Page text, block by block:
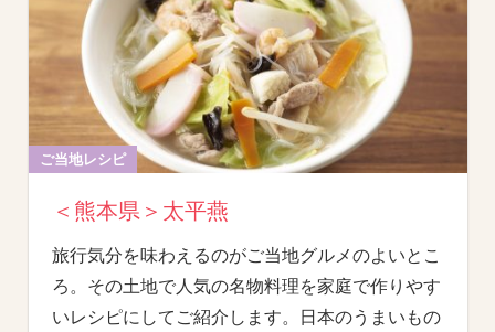
ご当地レシピ
＜熊本県＞太平燕
旅行気分を味わえるのがご当地グルメのよいとこ
ろ。その土地で人気の名物料理を家庭で作りやす
いレシピにしてご紹介します。日本のうまいもの